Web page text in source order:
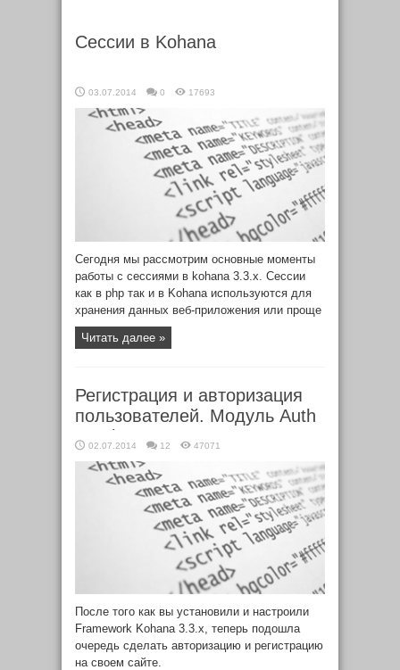
страницы.
Сессии в Kohana
03.07.2014 0 17693
Сегодня мы рассмотрим основные моменты
работы с сессиями в kohana 3.3.x. Сессии
как в php так и в Kohana используются для
хранения данных веб-приложения или проще
говоря скрипта.
Читать далее »
Регистрация и авторизация
пользователей. Модуль Auth
в Kohana 3.3.x
02.07.2014 12 47071
После того как вы установили и настроили
Framework Kohana 3.3.x, теперь подошла
очередь сделать авторизацию и регистрацию
на своем сайте.